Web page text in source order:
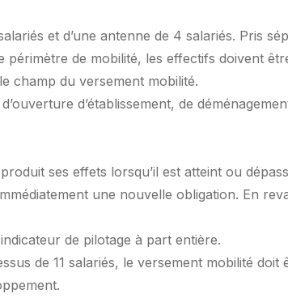
et d’une antenne de 4 salariés. Pris
de mobilité, les effectifs doivent
champ du versement mobilité.
d’établissement, de
ses effets lorsqu’il est atteint ou
une nouvelle obligation. En
de pilotage à part entière.
de 11 salariés, le versement mobilité